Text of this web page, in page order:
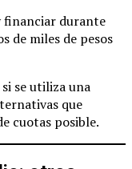
financiar durante
de miles de pesos
se utiliza una
que
cuotas posible.